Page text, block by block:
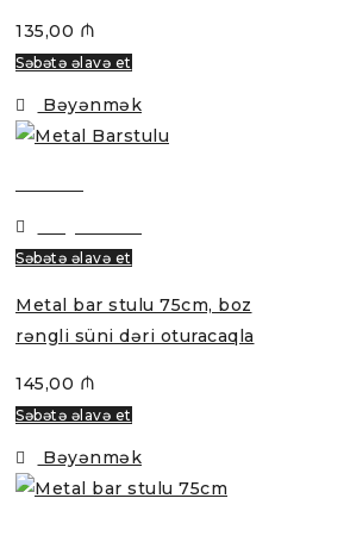
135,00 ₼
Səbətə əlavə et
Bəyənmək
Səbətə əlavə et
Metal bar stulu 75cm, boz
rəngli süni dəri oturacaqla
145,00 ₼
Səbətə əlavə et
Bəyənmək